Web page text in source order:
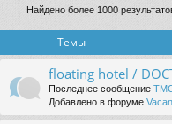
Найдено более 1000
Темы
floating hotel /
Последнее сообщение
Добавлено в форуме